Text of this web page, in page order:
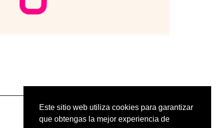
Este sitio web utiliza cookies para garantizar
que obtengas la mejor experiencia de